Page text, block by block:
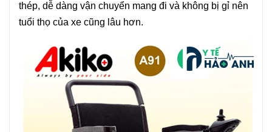
thép, dễ dàng vận chuyển mang đi và không bị gỉ nên
tuổi thọ của xe cũng lâu hơn.